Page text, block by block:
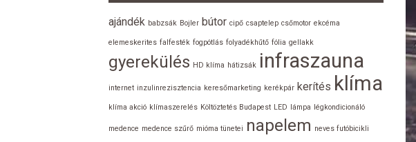
ajándék babzsák Bojler bútor cipő csaptelep csőmotor ekcéma
elemeskerites falfesték fogpótlás folyadékhűtő fólia gellakk
gyerekülés HD klíma hátizsák infraszauna
internet inzulinrezisztencia keresőmarketing kerékpár kerítés klíma
klíma akció klímaszerelés Költöztetés Budapest LED lámpa légkondicionáló
medence medence szűrő mióma tünetei napelem neves futóbicikli